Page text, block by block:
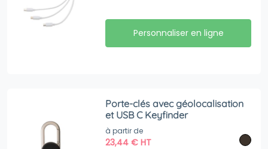
Personnaliser en ligne
Porte-clés avec géolocalisation
et USB C Keyfinder
à partir de
23,44€ HT